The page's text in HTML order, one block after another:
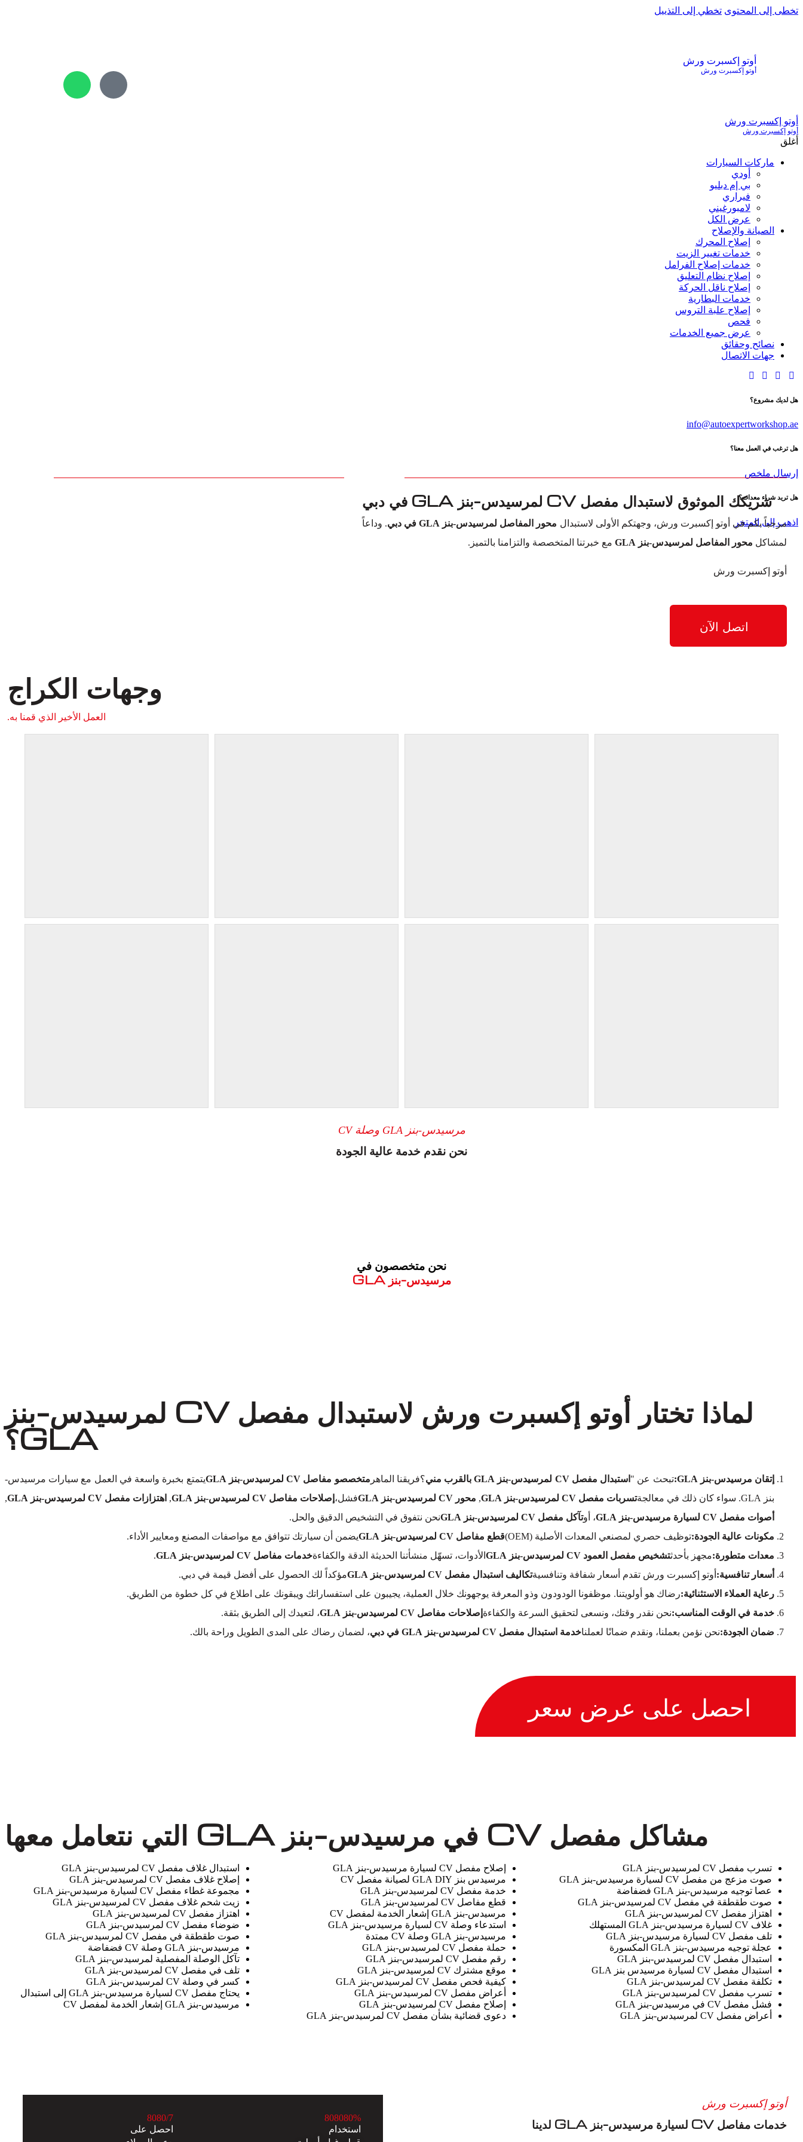
تخطى إلى المحتوى تخطي إلى التذييل
أوتو إكسبرت ورش
أوتو إكسبرت ورش
أوتو إكسبرت ورش
أوتو إكسبرت ورش
أغلق
ماركات السيارات
أودي
بي إم دبليو
فيراري
لامبورغيني
عرض الكل
الصيانة والإصلاح
إصلاح المحرك
خدمات تغيير الزيت
خدمات إصلاح الفرامل
إصلاح نظام التعليق
إصلاح ناقل الحركة
خدمات البطارية
إصلاح علبة التروس
فحص
عرض جميع الخدمات
نصائح وحقائق
جهات الاتصال
هل لديك مشروع؟
info@autoexpertworkshop.ae
هل ترغب في العمل معنا؟
إرسال ملخص
هل تريد شراء معدات؟
اذهب إلى المتجر
شريكك الموثوق لاستبدال مفصل CV لمرسيدس-بنز GLA في دبي
مرحباً بكم في أوتو إكسبرت ورش، وجهتكم الأولى لاستبدال محور المفاصل لمرسيدس-بنز GLA في دبي
. وداعاً
لمشاكل محور المفاصل لمرسيدس-بنز GLA مع خبرتنا المتخصصة والتزامنا بالتميز.
أوتو إكسبرت ورش
اتصل الآن
وجهات الكراج
العمل الأخير الذي قمنا به.
مرسيدس-بنز GLA وصلة CV
نحن نقدم خدمة عالية الجودة
نحن متخصصون في
مرسيدس-بنز GLA
لماذا تختار أوتو إكسبرت ورش لاستبدال مفصل CV لمرسيدس-بنز
GLA؟
إتقان مرسيدس-بنز GLA: تبحث عن " استبدال مفصل CV لمرسيدس-بنز GLA بالقرب مني ؟فريقنا الماهر متخصصو مفاصل CV لمرسيدس-بنز GLA
يتمتع بخبرة واسعة في العمل مع سيارات مرسيدس-
بنز GLA. سواء كان ذلك في معالجة
تسربات مفصل CV لمرسيدس-بنز GLA , محور CV لمرسيدس-بنز GLA فشل، إصلاحات مفاصل CV لمرسيدس-بنز GLA , اهتزازات مفصل CV لمرسيدس-بنز GLA
,
أصوات مفصل CV لسيارة مرسيدس-بنز GLA
، أوتآكل مفصل CV لمرسيدس-بنز GLA
نحن نتفوق في التشخيص الدقيق والحل.
مكونات عالية الجودة:توظيف حصري لمصنعي المعدات الأصلية (OEM) قطع مفاصل CV لمرسيدس-بنز GLA
يضمن أن سيارتك تتوافق مع مواصفات المصنع ومعايير الأداء.
معدات متطورة:مجهز بأحدثتشخيص مفصل العمود CV لمرسيدس-بنز GLA الأدوات، تسهّل منشأتنا الحديثة الدقة والكفاءةخدمات مفاصل CV لمرسيدس-بنز GLA
.
أسعار تنافسية: أوتو إكسبرت ورش تقدم أسعار شفافة وتنافسيةتكاليف استبدال مفصل CV لمرسيدس-بنز GLA
مؤكداً لك الحصول على أفضل قيمة في دبي.
رعاية العملاء الاستثنائية:رضاك هو أولويتنا. موظفونا الودودون وذو المعرفة يوجهونك خلال العملية، يجيبون على استفساراتك ويبقونك على اطلاع في كل خطوة من الطريق.
خدمة في الوقت المناسب:نحن نقدر وقتك، ونسعى لتحقيق السرعة والكفاءة إصلاحات مفاصل CV لمرسيدس-بنز GLA
، لتعيدك إلى الطريق بثقة.
ضمان الجودة:نحن نؤمن بعملنا، ونقدم ضمانًا لعملناخدمة استبدال مفصل CV لمرسيدس-بنز GLA في دبي ، لضمان رضاك على المدى الطويل وراحة بالك.
احصل على عرض سعر
مشاكل مفصل CV في مرسيدس-بنز GLA التي نتعامل معها
تسرب مفصل CV لمرسيدس-بنز GLA
صوت مزعج من مفصل CV لسيارة مرسيدس-بنز GLA
عصا توجيه مرسيدس-بنز GLA فضفاضة
صوت طقطقة في مفصل CV لمرسيدس-بنز GLA
اهتزاز مفصل CV لمرسيدس-بنز GLA
غلاف CV لسيارة مرسيدس-بنز GLA المستهلك
تلف مفصل CV لسيارة مرسيدس-بنز GLA
عجلة توجيه مرسيدس-بنز GLA المكسورة
استبدال مفصل CV لمرسيدس-بنز GLA
استبدال مفصل CV لسيارة مرسيدس بنز GLA
تكلفة مفصل CV لمرسيدس-بنز GLA
تسرب مفصل CV لمرسيدس-بنز GLA
فشل مفصل CV في مرسيدس-بنز GLA
أعراض مفصل CV لمرسيدس-بنز GLA
إصلاح مفصل CV لسيارة مرسيدس-بنز GLA
مرسيدس بنز GLA DIY لصيانة مفصل CV
خدمة مفصل CV لمرسيدس-بنز GLA
قطع مفاصل CV لمرسيدس-بنز GLA
مرسيدس-بنز GLA إشعار الخدمة لمفصل CV
استدعاء وصلة CV لسيارة مرسيدس-بنز GLA
مرسيدس-بنز GLA وصلة CV ممتدة
حملة مفصل CV لمرسيدس-بنز GLA
رقم مفصل CV لمرسيدس-بنز GLA
موقع مشترك CV لمرسيدس-بنز GLA
كيفية فحص مفصل CV لمرسيدس-بنز GLA
أعراض مفصل CV لمرسيدس-بنز GLA
إصلاح مفصل CV لمرسيدس-بنز GLA
دعوى قضائية بشأن مفصل CV لمرسيدس-بنز GLA
استبدال غلاف مفصل CV لمرسيدس-بنز GLA
إصلاح غلاف مفصل CV لمرسيدس-بنز GLA
مجموعة غطاء مفصل CV لسيارة مرسيدس-بنز GLA
زيت شحم غلاف مفصل CV لمرسيدس-بنز GLA
اهتزاز مفصل CV لمرسيدس-بنز GLA
ضوضاء مفصل CV لمرسيدس-بنز GLA
صوت طقطقة في مفصل CV لمرسيدس-بنز GLA
مرسيدس-بنز GLA وصلة CV فضفاضة
تآكل الوصلة المفصلية لمرسيدس-بنز GLA
تلف في مفصل CV لمرسيدس-بنز GLA
كسر في وصلة CV لمرسيدس-بنز GLA
يحتاج مفصل CV لسيارة مرسيدس-بنز GLA إلى استبدال
مرسيدس-بنز GLA إشعار الخدمة لمفصل CV
أوتو إكسبرت ورش
خدمات مفاصل CV لسيارة مرسيدس-بنز GLA لدينا 808080%
استخدام
8080/7
احصل على